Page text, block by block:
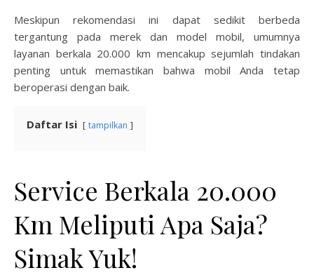
Meskipun rekomendasi ini dapat sedikit berbeda
tergantung pada merek dan model mobil, umumnya
layanan berkala 20.000 km mencakup sejumlah tindakan
penting untuk memastikan bahwa mobil Anda tetap
beroperasi dengan baik.
Daftar Isi tampilkan
Service Berkala 20.000
Km Meliputi Apa Saja?
Simak Yuk!